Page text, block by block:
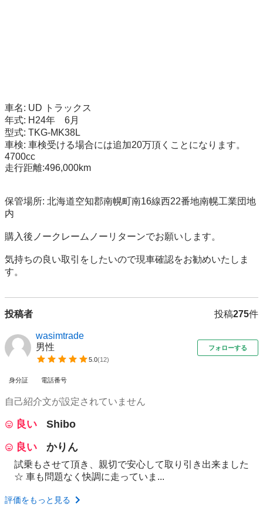
車名: UD トラックス
年式: H24年　6月
型式: TKG-MK38L
車検: 車検受ける場合には追加20万頂くことになります。
4700cc
走行距離:496,000km
保管場所: 北海道空知郡南幌町南16線西22番地南幌工業団地
内
購入後ノークレームノーリターンでお願いします。
気持ちの良い取引をしたいので現車確認をお勧めいたしま
す。
投稿者 投稿275件
wasimtrade
男性
5.0(12)
フォローする
身分証 電話番号
自己紹介文が設定されていません
良い
Shibo
良い
かりん
試乗もさせて頂き、親切で安心して取り引き出来ました
☆ 車も問題なく快調に走っていま...
評価をもっと見る